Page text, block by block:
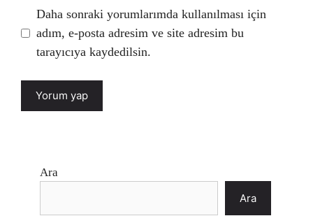
Daha sonraki yorumlarımda kullanılması için
adım, e-posta adresim ve site adresim bu
tarayıcıya kaydedilsin.
Ara
Ara